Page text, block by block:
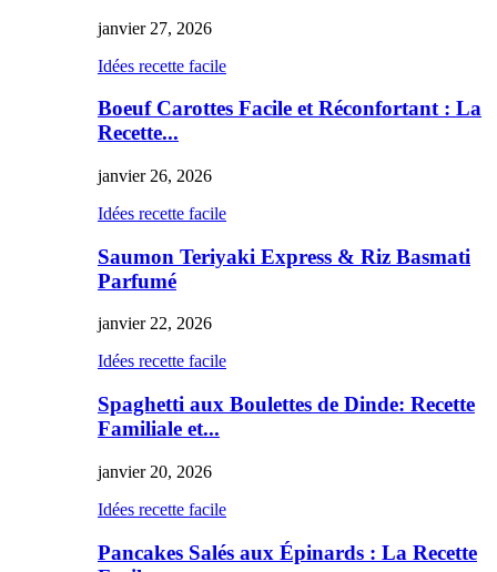
janvier 27, 2026
Idées recette facile
Boeuf Carottes Facile et Réconfortant : La
Recette...
janvier 26, 2026
Idées recette facile
Saumon Teriyaki Express & Riz Basmati
Parfumé
janvier 22, 2026
Idées recette facile
Spaghetti aux Boulettes de Dinde: Recette
Familiale et...
janvier 20, 2026
Idées recette facile
Pancakes Salés aux Épinards : La Recette